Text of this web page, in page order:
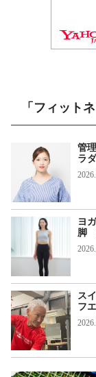
「フィット
管
ラ
ヨ
脚
ス
フ